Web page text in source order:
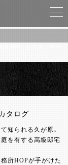
タログ
知られる久が原。
を有する高級邸宅
所HOPが手がけた